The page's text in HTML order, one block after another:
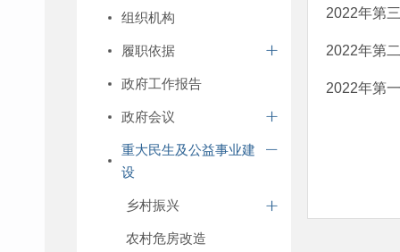
组织机构
履职依据
政府工作报告
政府会议
重大民生及公益事业建
设
乡村振兴
农村危房改造
2022年第
2022年第
2022年第